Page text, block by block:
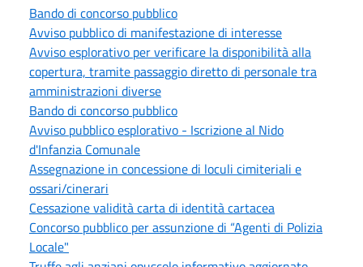
Bando di concorso pubblico
Avviso pubblico di manifestazione di interesse
Avviso esplorativo per verificare la disponibilità alla
copertura, tramite passaggio diretto di personale tra
amministrazioni diverse
Bando di concorso pubblico
Avviso pubblico esplorativo - Iscrizione al Nido
d'Infanzia Comunale
Assegnazione in concessione di loculi cimiteriali e
ossari/cinerari
Cessazione validità carta di identità cartacea
Concorso pubblico per assunzione di “Agenti di Polizia
Locale"